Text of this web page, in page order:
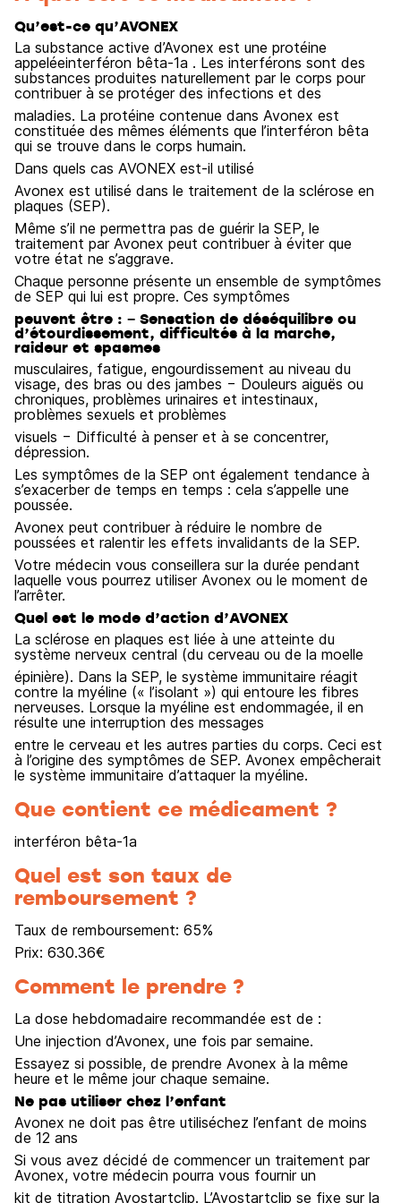
Qu’est-ce qu’AVONEX
La substance active d’Avonex est une protéine
appeléeinterféron bêta-1a . Les interférons sont des
substances produites naturellement par le corps pour
contribuer à se protéger des infections et des
maladies. La protéine contenue dans Avonex est
constituée des mêmes éléments que l’interféron bêta
qui se trouve dans le corps humain.
Dans quels cas AVONEX est-il utilisé
Avonex est utilisé dans le traitement de la sclérose en
plaques (SEP).
Même s’il ne permettra pas de guérir la SEP, le
traitement par Avonex peut contribuer à éviter que
votre état ne s’aggrave.
Chaque personne présente un ensemble de symptômes
de SEP qui lui est propre. Ces symptômes
peuvent être : − Sensation de déséquilibre ou
d’étourdissement, difficultés à la marche,
raideur et spasmes
musculaires, fatigue, engourdissement au niveau du
visage, des bras ou des jambes − Douleurs aiguës ou
chroniques, problèmes urinaires et intestinaux,
problèmes sexuels et problèmes
visuels − Difficulté à penser et à se concentrer,
dépression.
Les symptômes de la SEP ont également tendance à
s’exacerber de temps en temps : cela s’appelle une
poussée.
Avonex peut contribuer à réduire le nombre de
poussées et ralentir les effets invalidants de la SEP.
Votre médecin vous conseillera sur la durée pendant
laquelle vous pourrez utiliser Avonex ou le moment de
l’arrêter.
Quel est le mode d’action d’AVONEX
La sclérose en plaques est liée à une atteinte du
système nerveux central (du cerveau ou de la moelle
épinière). Dans la SEP, le système immunitaire réagit
contre la myéline (« l’isolant ») qui entoure les fibres
nerveuses. Lorsque la myéline est endommagée, il en
résulte une interruption des messages
entre le cerveau et les autres parties du corps. Ceci est
à l’origine des symptômes de SEP. Avonex empêcherait
le système immunitaire d’attaquer la myéline.
Que contient ce médicament ?
interféron bêta-1a
Quel est son taux de
remboursement ?
Taux de remboursement: 65%
Prix: 630.36€
Comment le prendre ?
La dose hebdomadaire recommandée est de :
Une injection d’Avonex, une fois par semaine.
Essayez si possible, de prendre Avonex à la même
heure et le même jour chaque semaine.
Ne pas utiliser chez l’enfant
Avonex ne doit pas être utiliséchez l’enfant de moins
de 12 ans
Si vous avez décidé de commencer un traitement par
Avonex, votre médecin pourra vous fournir un
kit de titration Avostartclip. L’Avostartclip se fixe sur la